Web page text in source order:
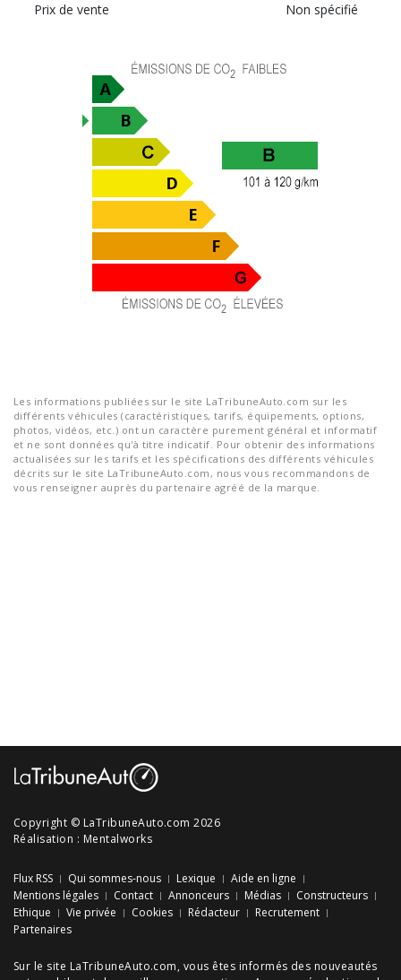
Prix de vente
Non spécifié
Les informations publiées sur le site LaTribuneAuto.com sur les
différents véhicules (caractéristiques, tarifs, équipements, options,
photos, vidéos, etc.) ont un caractère purement général et informatif
et ne sont données qu'à titre indicatif. Pour obtenir des informations
actualisées sur les tarifs et les spécifications des différents véhicules
décrits sur le site LaTribuneAuto.com, nous vous recommandons de
vous renseigner auprès du partenaire agréé de la marque.
Copyright © LaTribuneAuto.com 2026
Réalisation : Mentalworks
Flux RSS Qui sommes-nous Lexique
Aide en ligne
Mentions légales
Contact Annonceurs Médias
Constructeurs
Ethique
Vie privée Cookies Rédacteur
Recrutement
Partenaires
Sur le site LaTribuneAuto.com, vous êtes informés des nouveautés